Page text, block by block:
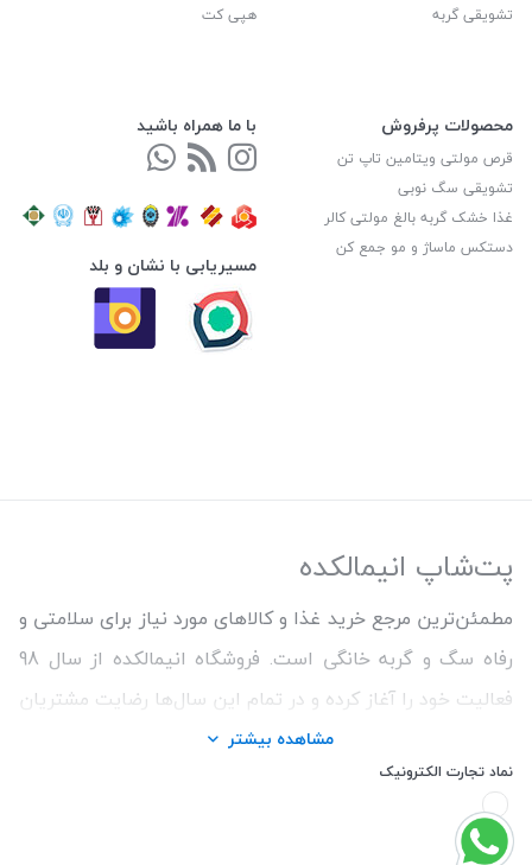
تشویقی گربه
هپی کت
محصولات پرفروش
قرص مولتی ویتامین تاپ تن
تشویقی سگ نوبی
غذا خشک گربه بالغ مولتی کالر
دستکس ماساژ و مو جمع کن
با ما همراه باشید
مسیریابی با نشان و بلد
پت‌شاپ انیمالکده
مطمئن‌ترین مرجع خرید غذا و کالاهای مورد نیاز برای سلامتی و
رفاه سگ و گربه خانگی است. فروشگاه انیمالکده از سال 98
فعالیت خود را آغاز کرده و در تمام این سال‌ها رضایت مشتریان
و ارائه محصولات اورجینال و با کیفیت برای حفظ سلامتی
حیوانات را اولویت کار خود قرار داده است. ما همواره سعی
کردیم با تنوع بالای محصولات و اطمینان از اصالت کالاها و
مشاهده بیشتر
نماد تجارت الکترونیک